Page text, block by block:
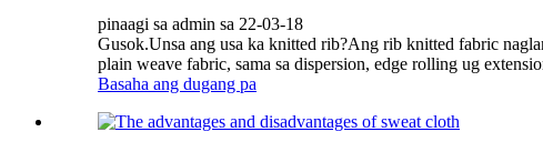
pinaagi sa admin sa 22-03-18
Gusok.Unsa ang usa ka knitted rib?Ang rib knitted fabric
plain weave fabric, sama sa dispersion, edge rolling ug
Basaha ang dugang pa